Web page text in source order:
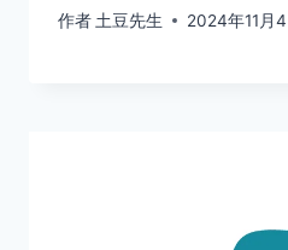
作者 土豆先生 2024年11月4